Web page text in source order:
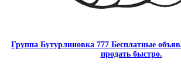
Группа Бутурлиновка 777 Бесплатные
продать быстро.